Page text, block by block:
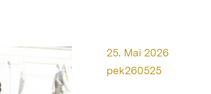
Datum:
25. Mai 2026
Von:
pek260525